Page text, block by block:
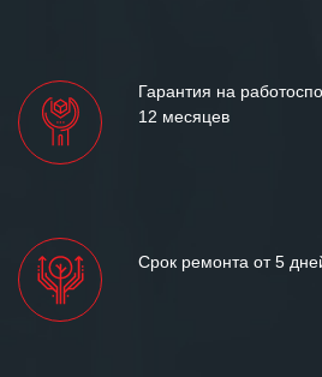
Гарантия на
12 месяцев
Срок ремонта от 5